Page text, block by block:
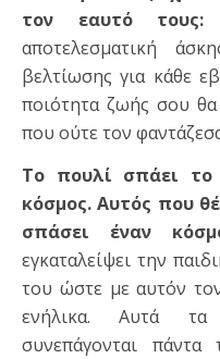
τον εαυτό τους:
αποτελεσματική
βελτίωσης για κάθε
ποιότητα ζωής σου θα
που ούτε τον
Το πουλί σπάει το
κόσμος. Αυτός που
σπάσει έναν
εγκαταλείψει την
του ώστε με αυτόν
ενήλικα. Αυτά τα
συνεπάγονται